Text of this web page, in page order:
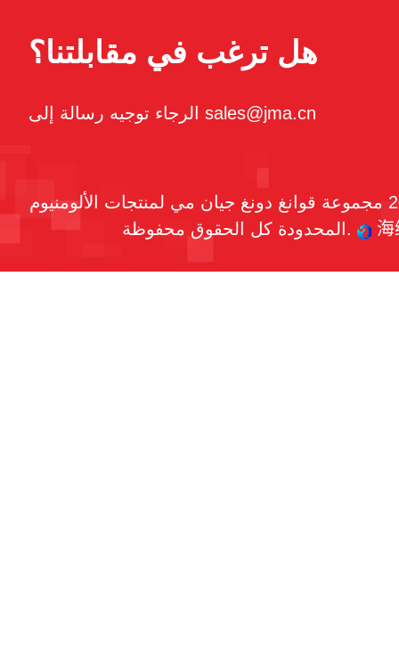
هل ترغب في مقابلتنا؟
الرجاء توجيه رسالة إلى sales@jma.cn
حقوق النشر © 2026 مجموعة قوانغ دونغ جيان مي لمنتجات الألومنيوم
المحدودة كل الحقوق محفوظة.
海